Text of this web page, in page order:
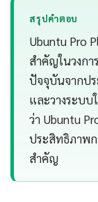
สรุปคำตอบ
Ubuntu Pro
สำคัญในวงกา
ปัจจุบันจากป
และวางระบ
ว่า Ubuntu
ประสิทธิภาพ
สำคัญ